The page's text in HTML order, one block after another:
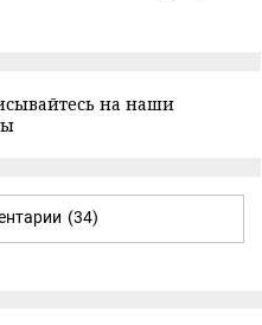
на наши
(34)